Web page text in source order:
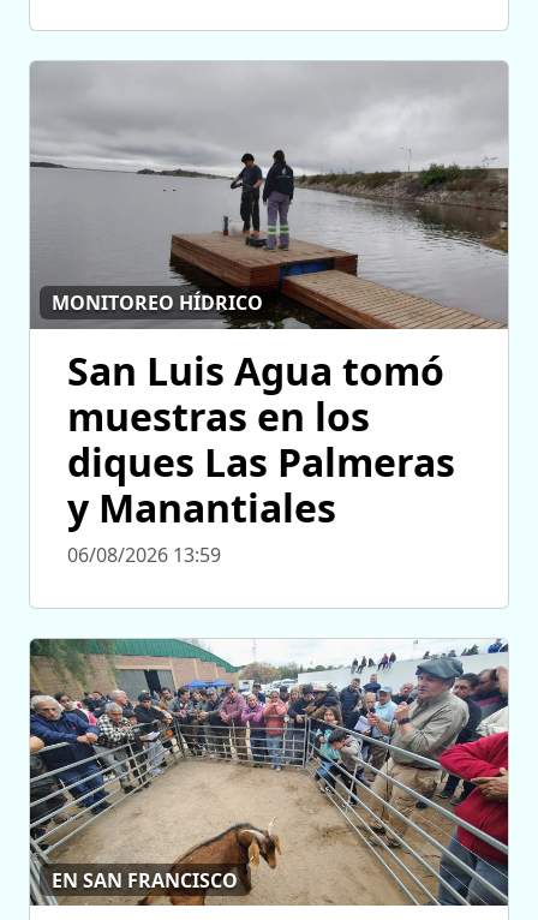
MONITOREO HÍDRICO
San Luis Agua tomó
muestras en los
diques Las Palmeras
y Manantiales
06/08/2026 13:59
EN SAN FRANCISCO